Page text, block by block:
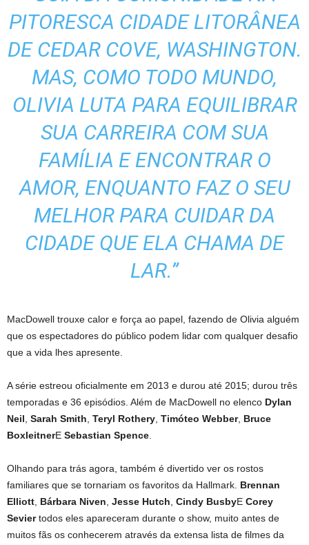
PITORESCA CIDADE LITORÂNEA
DE CEDAR COVE, WASHINGTON.
MAS, COMO TODO MUNDO,
OLIVIA LUTA PARA EQUILIBRAR
SUA CARREIRA COM SUA
FAMÍLIA E ENCONTRAR O
AMOR, ENQUANTO FAZ O SEU
MELHOR PARA CUIDAR DA
CIDADE QUE ELA CHAMA DE
LAR.”
MacDowell trouxe calor e força ao papel, fazendo de Olivia alguém
que os espectadores do público podem lidar com qualquer desafio
que a vida lhes apresente.
A série estreou oficialmente em 2013 e durou até 2015; durou três
temporadas e 36 episódios. Além de MacDowell no elenco Dylan
Neil Sarah Smith Teryl Rothery Timóteo Webber, Bruce
BoxleitnerE Sebastian Spence
Olhando para trás agora, também é divertido ver os rostos
familiares que se tornariam os favoritos da Hallmark. Brennan
Elliott Bárbara Niven Jesse Hutch Cindy BusbyE Corey
Seviertodos eles apareceram durante o show, muito antes de
muitos fãs os conhecerem através da extensa lista de filmes da